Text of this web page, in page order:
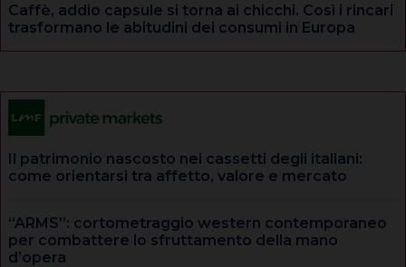
Caffè, addio capsule si torna ai chicchi. Così i rincari
trasformano le abitudini dei consumi in Europa
Il patrimonio nascosto nei cassetti degli italiani:
come orientarsi tra affetto, valore e mercato
“ARMS”: cortometraggio western contemporaneo
per combattere lo sfruttamento della mano
d’opera